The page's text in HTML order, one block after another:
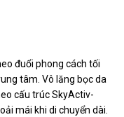
đuổi phong cách tối
tâm. Vô lăng bọc da
cấu trúc SkyActiv-
mái khi di chuyển dài.